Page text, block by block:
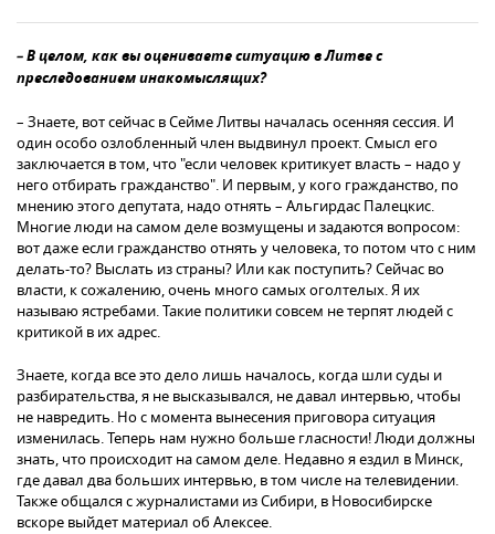
– В целом, как вы оцениваете ситуацию в Литве с
преследованием инакомыслящих?
– Знаете, вот сейчас в Сейме Литвы началась осенняя сессия. И
один особо озлобленный член выдвинул проект. Смысл его
заключается в том, что "если человек критикует власть – надо у
него отбирать гражданство". И первым, у кого гражданство, по
мнению этого депутата, надо отнять – Альгирдас Палецкис.
Многие люди на самом деле возмущены и задаются вопросом:
вот даже если гражданство отнять у человека, то потом что с ним
делать-то? Выслать из страны? Или как поступить? Сейчас во
власти, к сожалению, очень много самых оголтелых. Я их
называю ястребами. Такие политики совсем не терпят людей с
критикой в их адрес.
Знаете, когда все это дело лишь началось, когда шли суды и
разбирательства, я не высказывался, не давал интервью, чтобы
не навредить. Но с момента вынесения приговора ситуация
изменилась. Теперь нам нужно больше гласности! Люди должны
знать, что происходит на самом деле. Недавно я ездил в Минск,
где давал два больших интервью, в том числе на телевидении.
Также общался с журналистами из Сибири, в Новосибирске
вскоре выйдет материал об Алексее.